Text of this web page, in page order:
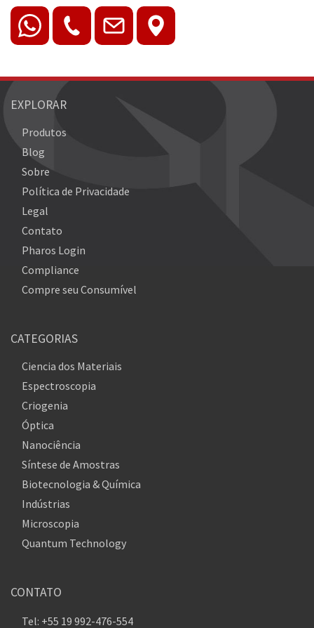
EXPLORAR
Produtos
Blog
Sobre
Política de Privacidade
Legal
Contato
Pharos Login
Compliance
Compre seu Consumível
CATEGORIAS
Ciencia dos Materiais
Espectroscopia
Criogenia
Óptica
Nanociência
Síntese de Amostras
Biotecnologia & Química
Indústrias
Microscopia
Quantum Technology
CONTATO
Tel: +55 19 992-476-554